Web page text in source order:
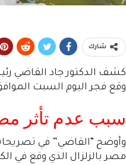
شارك
كشف الدكتور جاد القاضي
وقع فجر اليوم السبت الموافق 4 يونيو وليس له تأثير على
سبب عدم تأثر
وأوضح “القاضي” في
مصر بالزلزال الذي وقع في